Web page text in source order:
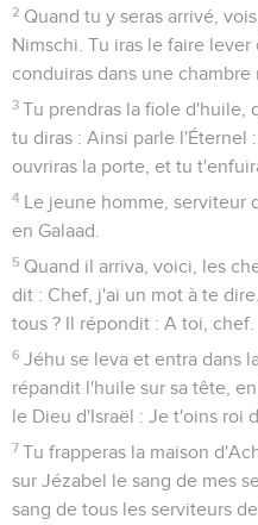
2 Quand tu y seras arrivé,
Nimschi. Tu iras le faire
conduiras dans une chambre
3 Tu prendras la fiole d'huile,
tu diras : Ainsi parle l'Éternel
ouvriras la porte, et tu
4 Le jeune homme, serviteur
en Galaad.
5 Quand il arriva, voici, les
dit : Chef, j'ai un mot à te
tous ? Il répondit : A toi, chef.
6 Jéhu se leva et entra dans
répandit l'huile sur sa tête,
le Dieu d'Israël : Je t'oins roi
7 Tu frapperas la maison
sur Jézabel le sang de mes
sang de tous les serviteurs